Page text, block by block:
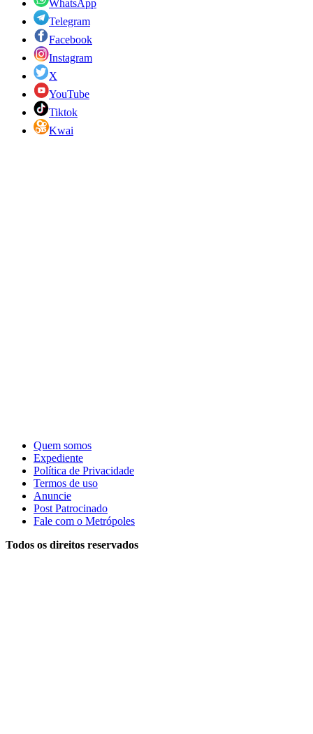
WhatsApp
Telegram
Facebook
Instagram
X
YouTube
Tiktok
Kwai
Quem somos
Expediente
Política de Privacidade
Termos de uso
Anuncie
Post Patrocinado
Fale com o Metrópoles
Todos os direitos reservados